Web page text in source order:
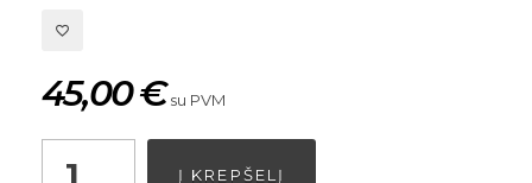
45,00€ su PVM
Į KREPŠELĮ